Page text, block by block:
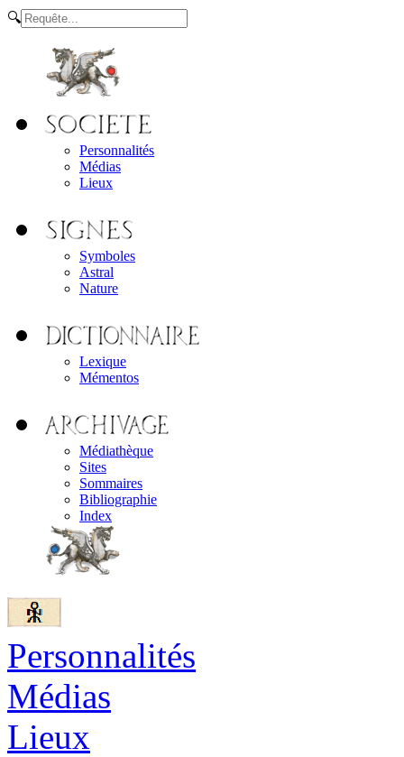
🔍
Personnalités
Médias
Lieux
Symboles
Astral
Nature
Lexique
Mémentos
Médiathèque
Sites
Sommaires
Bibliographie
Index
Personnalités
Médias
Lieux